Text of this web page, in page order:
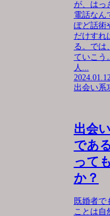
が、はっ
電話なん
ぽど話術
だけすれ
る。では
ていこう
人...
2024.01.12
出会い系
出会
であ
って
か？
既婚者で
ことは自